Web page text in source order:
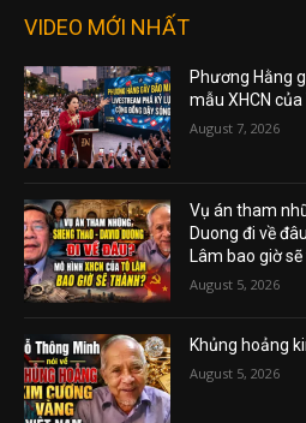
VIDEO MỚI NHẤT
Phương Hằng
mẫu XHCN
August 7, 2026
Vụ án tham
Duong đi về
Lâm bao giờ
August 5, 2026
Khủng hoảng
August 5, 2026